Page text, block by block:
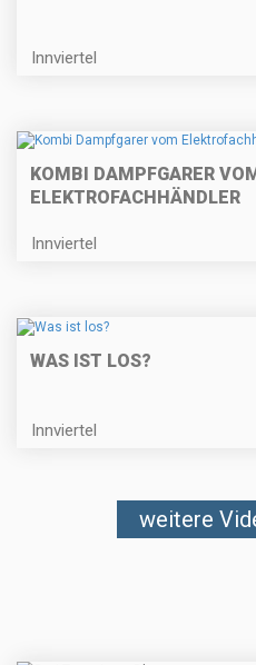
Innviertel
KOMBI DAMPFGARER VOM
ELEKTROFACHHÄNDLER
Innviertel
WAS IST LOS?
Innviertel
weitere